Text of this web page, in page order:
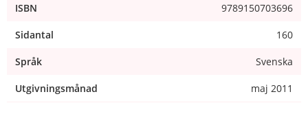
ISBN 9789150703696
Sidantal 160
Språk Svenska
Utgivningsmånad maj 2011